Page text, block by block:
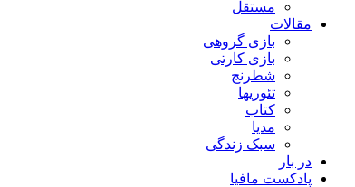
مستقل
مقالات
بازی گروهی
بازی کارتی
شطرنج
تئوریها
کتاب
مدیا
سبک زندگی
در بار
پادکست مافیا